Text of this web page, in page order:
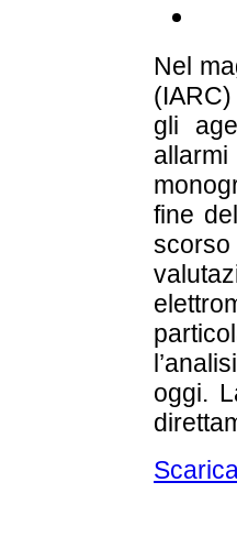
Nel
gli
fine
scorso
oggi.